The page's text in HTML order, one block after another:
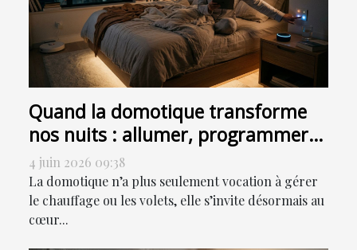
Quand la domotique transforme
nos nuits : allumer, programmer
ou sensoriser ?
4 juin 2026 09:38
La domotique n’a plus seulement vocation à gérer
le chauffage ou les volets, elle s’invite désormais au
cœur...